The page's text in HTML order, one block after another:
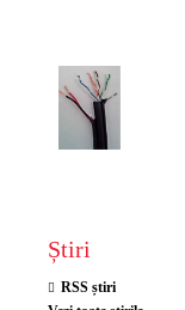
Știri
RSS știri